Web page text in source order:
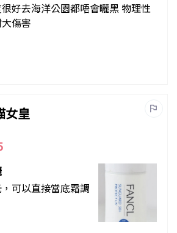
好去海洋公園都唔會曬黑 物理性
傷害
女皇
可以直接當底霜調